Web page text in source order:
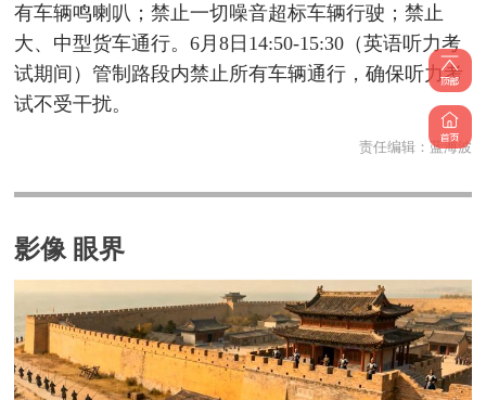
有车辆鸣喇叭；禁止一切噪音超标车辆行驶；禁止
大、中型货车通行。6月8日14:50-15:30（英语听力考
试期间）管制路段内禁止所有车辆通行，确保听力考
试不受干扰。
责任编辑： 蓝海波
影像 眼界